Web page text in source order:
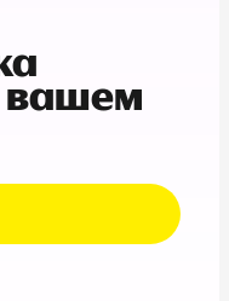
вашем